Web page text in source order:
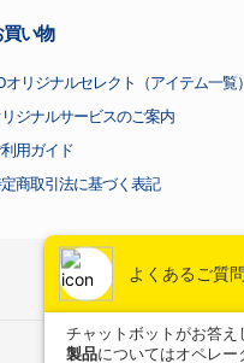
買い物
オリジナルセレクト（アイテム一覧）
ジナルサービスのご案内
用ガイド
商取引法に基づく表記